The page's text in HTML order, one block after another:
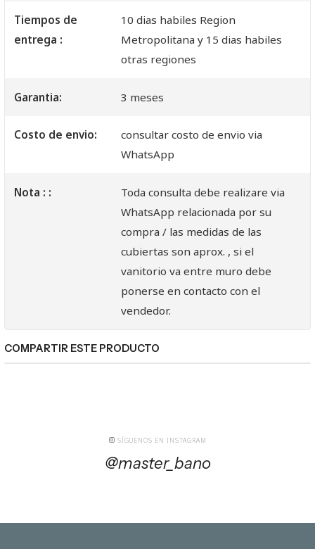
Tiempos de
entrega :
10 dias habiles Region
Metropolitana y 15 dias habiles
otras regiones
Garantia: 3 meses
Costo de envio:
consultar costo de envio via
WhatsApp
Nota : :
Toda consulta debe realizare via
WhatsApp relacionada por su
compra / las medidas de las
cubiertas son aprox. , si el
vanitorio va entre muro debe
ponerse en contacto con el
vendedor.
COMPARTIR ESTE PRODUCTO
SÍGUENOS EN INSTAGRAM
@master_bano